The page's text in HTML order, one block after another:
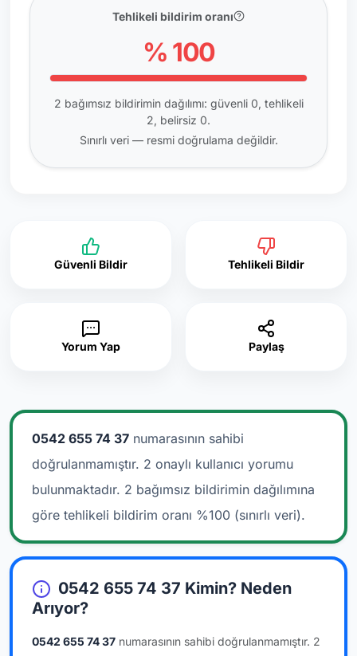
Tehlikeli bildirim oranı
% 100
2 bağımsız bildirimin dağılımı: güvenli 0, tehlikeli
2, belirsiz 0.
Sınırlı veri — resmi doğrulama değildir.
Güvenli Bildir Tehlikeli Bildir
Yorum Yap Paylaş
0542 655 74 37 numarasının sahibi
doğrulanmamıştır. 2 onaylı kullanıcı yorumu
bulunmaktadır. 2 bağımsız bildirimin dağılımına
göre tehlikeli bildirim oranı %100 (sınırlı veri).
0542 655 74 37 Kimin? Neden
Arıyor?
0542 655 74 37 numarasının sahibi doğrulanmamıştır. 2